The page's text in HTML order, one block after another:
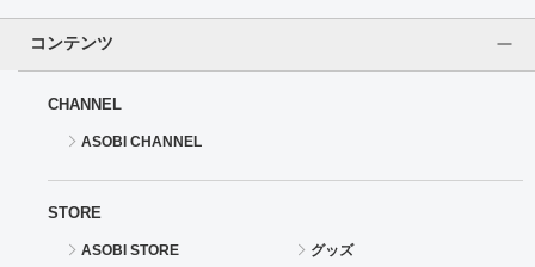
コンテンツ
CHANNEL
ASOBI CHANNEL
STORE
ASOBI STORE グッズ